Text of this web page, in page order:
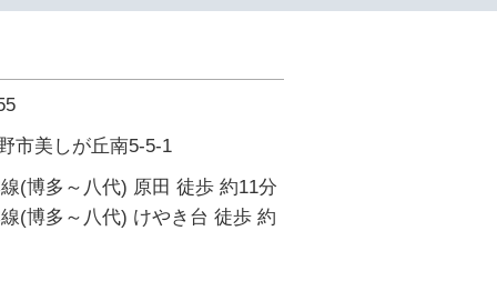
市美しが丘南5-5-1
(博多～八代) 原田 徒歩 約11分
(博多～八代) けやき台 徒歩 約